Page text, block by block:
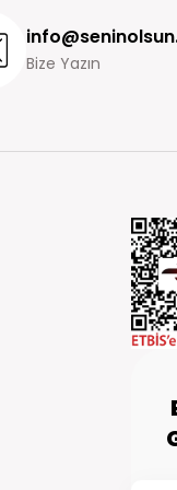
Bize Yazın